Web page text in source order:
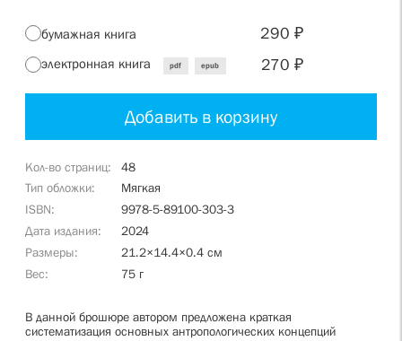
бумажная книга 290 ₽
электронная книга pdf epub 270 ₽
Добавить в корзину
Кол-во страниц
48
Тип обложки
Мягкая
ISBN
9978-5-89100-303-3
Дата издания
2024
Размеры
21.2×14.4×0.4 см
Вес
75 г
В данной брошюре автором предложена краткая
систематизация основных антропологических концепций